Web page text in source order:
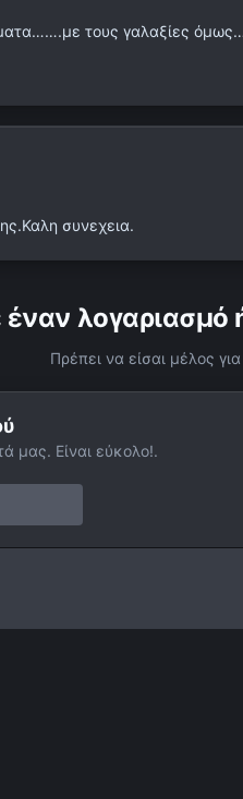
τους γαλαξίες
συνεχεια.
λογαριασμό
Πρέπει να είσαι μέλος
μας. Είναι εύκολο!.